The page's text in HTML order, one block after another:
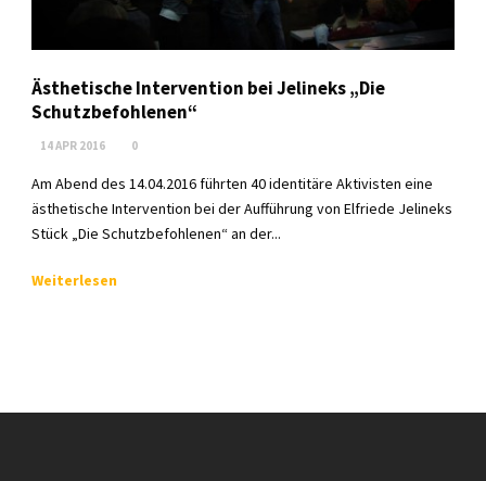
Ästhetische Intervention bei Jelineks „Die
Schutzbefohlenen“
14 APR 2016 0
Am Abend des 14.04.2016 führten 40 identitäre Aktivisten eine
ästhetische Intervention bei der Aufführung von Elfriede Jelineks
Stück „Die Schutzbefohlenen“ an der...
Weiterlesen